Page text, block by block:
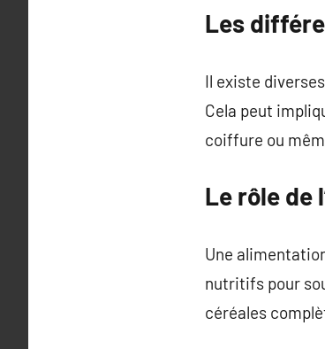
Les
Il existe
Cela peut
coiffure ou
Le rôle de
Une
nutritifs pour
céréales